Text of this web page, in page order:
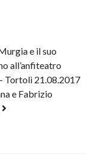
e il suo
all’anfiteatro
Tortolì 21.08.2017
e Fabrizio